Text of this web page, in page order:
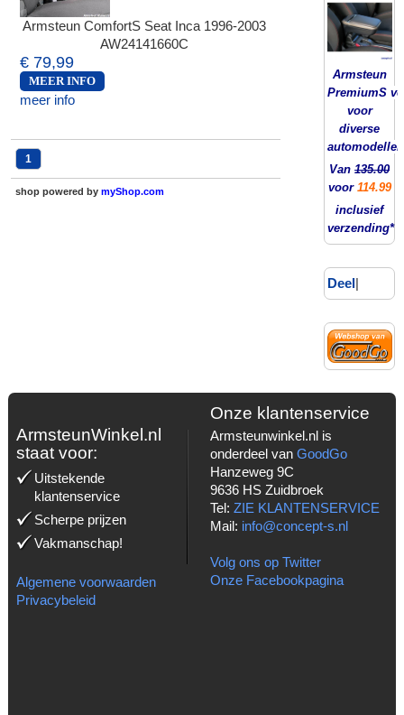
Armsteun ComfortS Seat Inca 1996-2003
AW24141660C
€ 79,99
MEER INFO
meer info
1
shop powered by myShop.com
Armsteun
PremiumS
voor
diverse
automodellen
Van135.00
voor 114.99
inclusief
verzending*
Deel|
ArmsteunWinkel.nl
staat voor:
Uitstekende
klantenservice
Scherpe prijzen
Vakmanschap!
Algemene voorwaarden
Privacybeleid
Onze klantenservice
Armsteunwinkel.nl is
onderdeel van GoodGo
Hanzeweg 9C
9636 HS Zuidbroek
Tel: ZIE KLANTENSERVICE
Mail: info@concept-s.nl
Volg ons op Twitter
Onze Facebookpagina